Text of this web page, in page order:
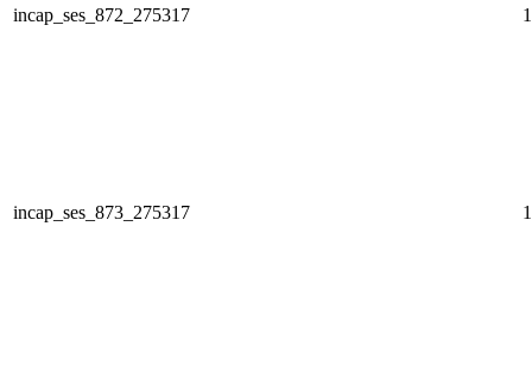
incap_ses_872_275317
incap_ses_873_275317